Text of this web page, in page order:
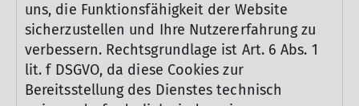
uns, die Funktionsfähigkeit der Website
sicherzustellen und Ihre Nutzererfahrung zu
verbessern. Rechtsgrundlage ist Art. 6 Abs. 1
lit. f DSGVO, da diese Cookies zur
Bereitsstellung des Dienstes technisch